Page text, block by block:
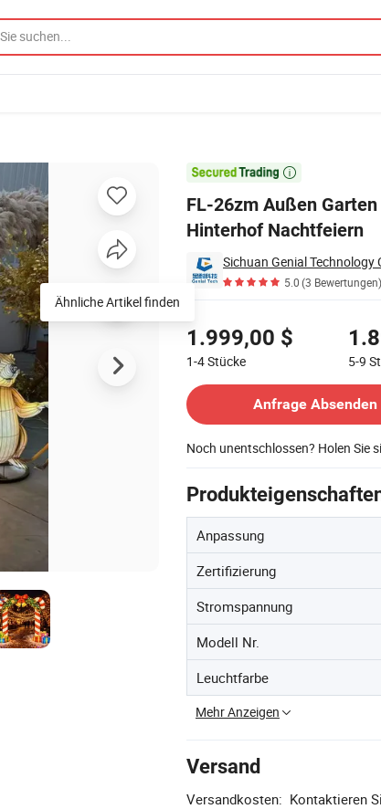

FL-26zm Außen
Hinterhof Nachtfeiern
Sichuan Genial Technology
5.0(3 Bewertungen)
1.999,00 $
1-4Stücke 5-9
Anfrage Absenden
Noch unentschlossen? Holen Sie
Anpassung
Zertifizierung
Stromspannung
Modell Nr.
Leuchtfarbe
Mehr Anzeigen
Versand
Versandkosten: Kontaktieren
Nachtfeiern
Ähnliche Artikel finden